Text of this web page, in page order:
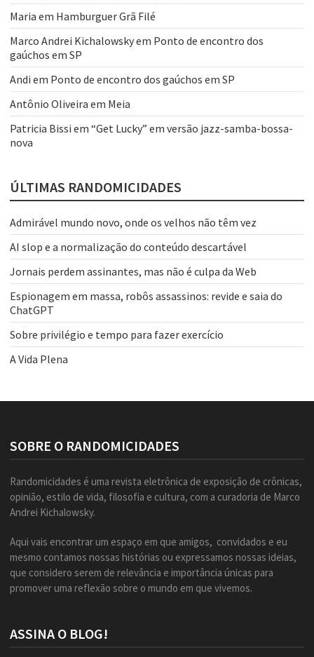
Maria em Hamburguer Grã Filé
Marco Andrei Kichalowskyem Ponto de encontro dos
gaúchos em SP
Andi em Ponto de encontro dos gaúchos em SP
Antônio Oliveira em Meia
Patricia Bissi em “Get Lucky” em versão jazz-samba-bossa-
nova
ÚLTIMAS RANDOMICIDADES
Admirável mundo novo, onde os velhos não têm vez
AI slop e a normalização do conteúdo descartável
Jornais perdem assinantes, mas não é culpa da Web
Espionagem em massa, robôs assassinos: revide e saia do
ChatGPT
Sobre privilégio e tempo para fazer exercício
A Vida Plena
SOBRE O RANDOMICIDADES
Randomicidades é uma revista eletrônica de exposição de crônicas,
opinião, estilo de vida, filosofia e cultura, com a curadoria de Marco
Andrei Kichalowsky.
Aqui vais encontrar um espaço em que amigos, convidados e eu
mesmo contamos nossas histórias ou expressamos nossas ideias,
que considero serem de relevância e importância únicas para
promover uma reflexão sobre o mundo em que vivemos.
ASSINA O BLOG!